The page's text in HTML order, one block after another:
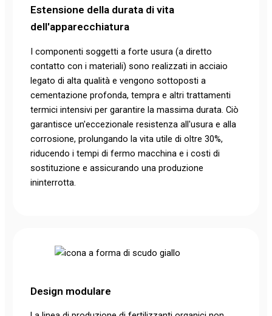
Estensione della durata di vita
dell'apparecchiatura
I componenti soggetti a forte usura (a diretto
contatto con i materiali) sono realizzati in acciaio
legato di alta qualità e vengono sottoposti a
cementazione profonda, tempra e altri trattamenti
termici intensivi per garantire la massima durata. Ciò
garantisce un'eccezionale resistenza all'usura e alla
corrosione, prolungando la vita utile di oltre 30%,
riducendo i tempi di fermo macchina e i costi di
sostituzione e assicurando una produzione
ininterrotta.
Design modulare